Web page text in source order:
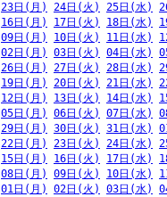
23日(月) 24日(火) 25日(水)
16日(月) 17日(火) 18日(水)
09日(月) 10日(火) 11日(水)
02日(月) 03日(火) 04日(水)
26日(月) 27日(火) 28日(水)
19日(月) 20日(火) 21日(水)
12日(月) 13日(火) 14日(水)
05日(月) 06日(火) 07日(水)
29日(月) 30日(火) 31日(水)
22日(月) 23日(火) 24日(水)
15日(月) 16日(火) 17日(水)
08日(月) 09日(火) 10日(水)
01日(月) 02日(火) 03日(水)